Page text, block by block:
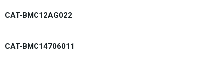
CAT-BMC12AG022
CAT-BMC14706011